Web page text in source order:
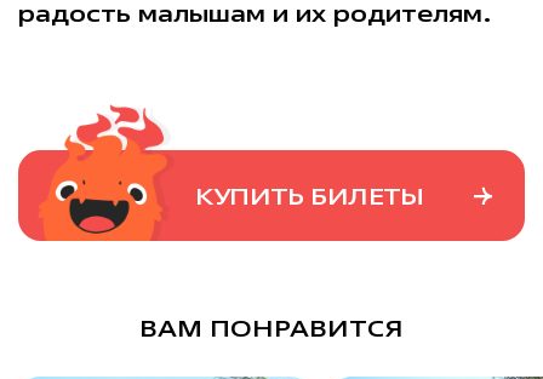
радость малышам и их родителям.
КУПИТЬ БИЛЕТЫ
ВАМ ПОНРАВИТСЯ